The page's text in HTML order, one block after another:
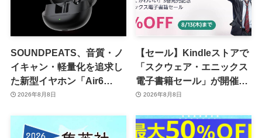
SOUNDPEATS、音質・ノ
イキャン・軽量化を追求し
た新型イヤホン「Air6
Pro」を8月28日に発売へ
2026年8月8日
【セール】Kindleストアで
「スクウェア・エニックス
電子書籍セール」が開催中
ｰ コミックやゲーム関連書
2026年8月8日